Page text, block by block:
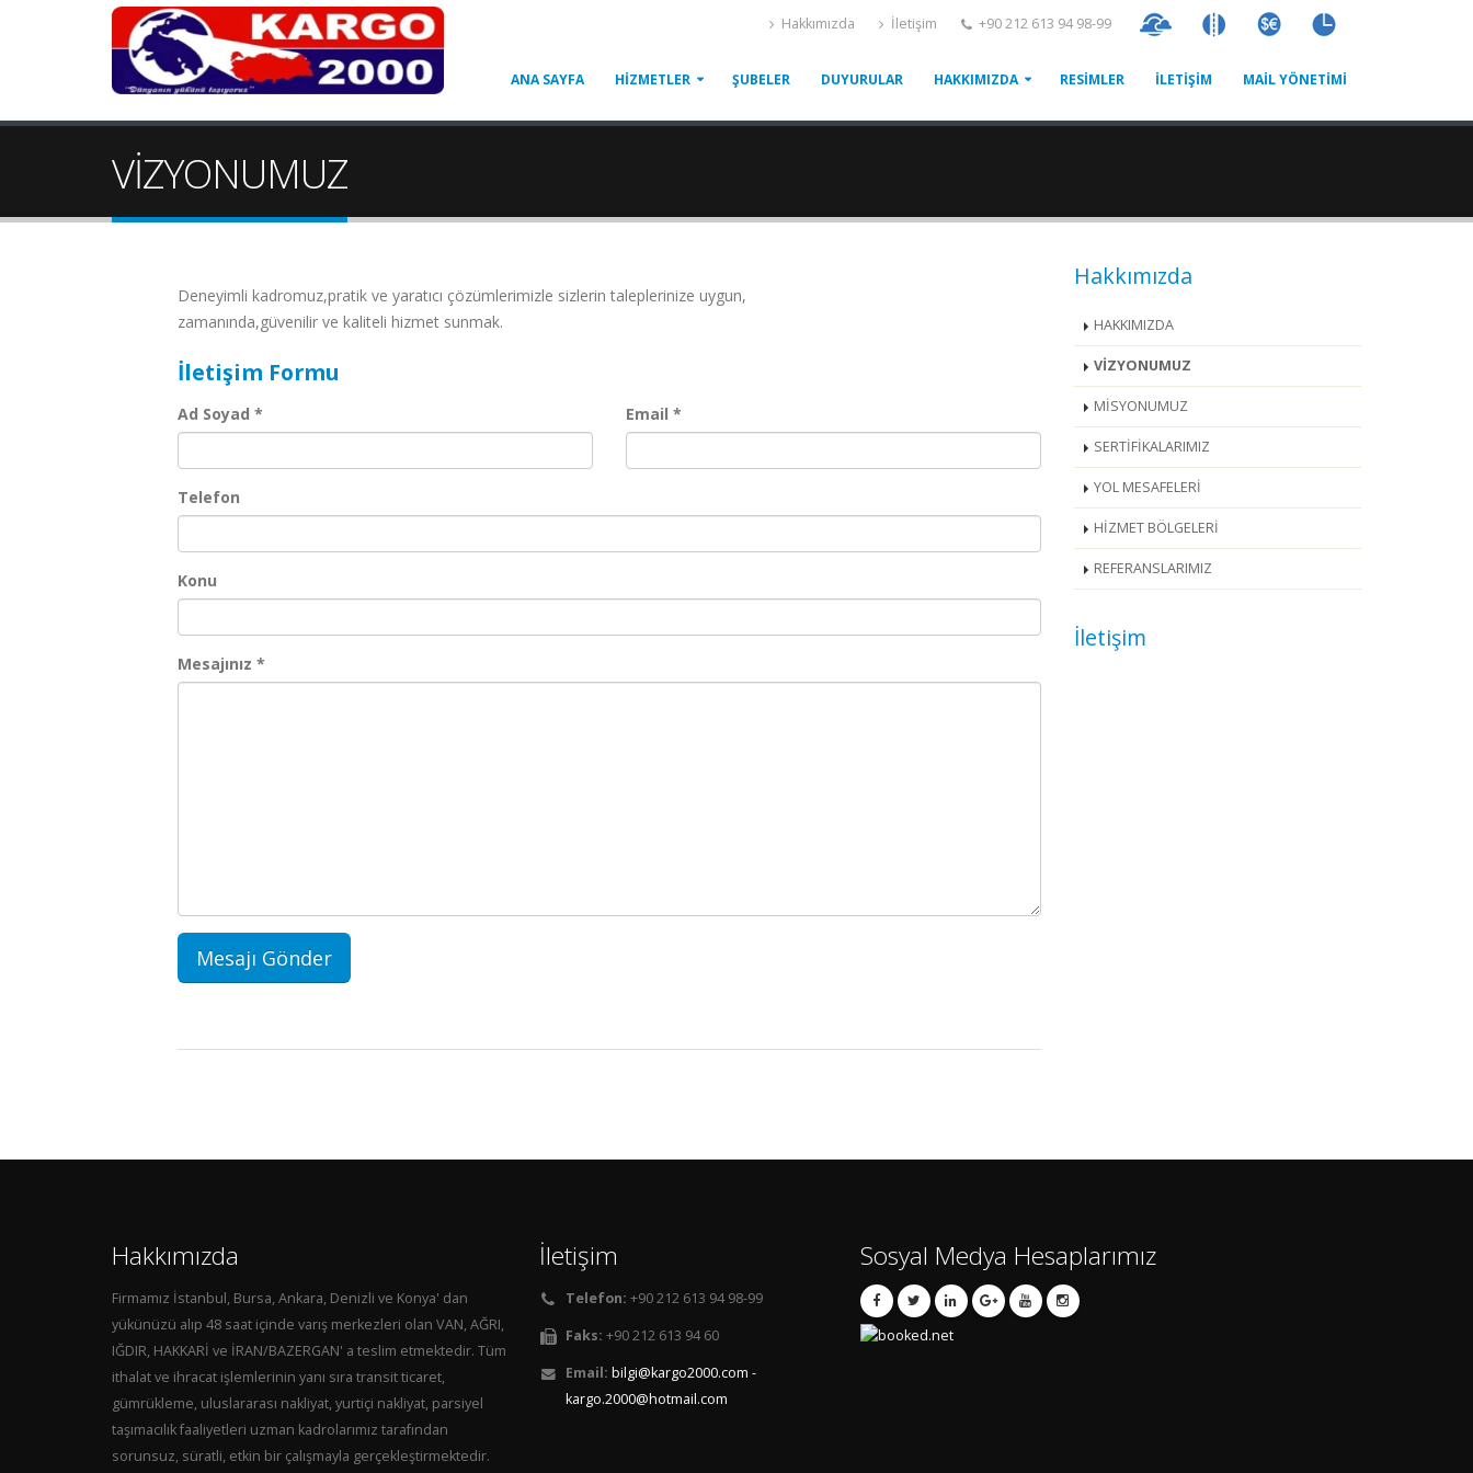
Hakkımızda İletişim +90 212 613 94 98-99
ANA SAYFA HİZMETLER ŞUBELER DUYURULAR HAKKIMIZDA RESİMLER İLETİŞİM MAİL YÖNETİMİ
VİZYONUMUZ
Deneyimli kadromuz,pratik ve yaratıcı çözümlerimizle sizlerin taleplerinize uygun,
zamanında,güvenilir ve kaliteli hizmet sunmak.
İletişim Formu
Ad Soyad * Email *
Telefon
Konu
Mesajınız *
Hakkımızda
HAKKIMIZDA
VİZYONUMUZ
MİSYONUMUZ
SERTİFİKALARIMIZ
YOL MESAFELERİ
HİZMET BÖLGELERİ
REFERANSLARIMIZ
İletişim
Hakkımızda
Firmamız İstanbul, Bursa, Ankara, Denizli ve Konya' dan
yükünüzü alıp 48 saat içinde varış merkezleri olan VAN, AĞRI,
IĞDIR, HAKKARİ ve İRAN/BAZERGAN' a teslim etmektedir. Tüm
ithalat ve ihracat işlemlerinin yanı sıra transit ticaret,
gümrükleme, uluslararası nakliyat, yurtiçi nakliyat, parsiyel
taşımacılık faaliyetleri uzman kadrolarımız tarafından
sorunsuz, süratli, etkin bir çalışmayla gerçekleştirmektedir.
İletişim
Telefon: +90 212 613 94 98-99
Faks: +90 212 613 94 60
Email: bilgi@kargo2000.com -
kargo.2000@hotmail.com
Sosyal Medya Hesaplarımız